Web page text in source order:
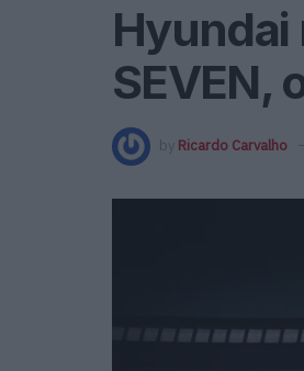
Hyundai
SEVEN,
by Ricardo Carvalho